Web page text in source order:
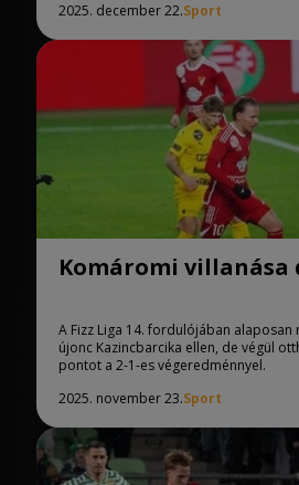
2025. december 22.Sport
Komáromi
A Fizz Liga 14. fordulójában alaposan
újonc Kazincbarcika ellen, de végül
pontot a 2-1-es végeredménnyel.
2025. november 23.Sport